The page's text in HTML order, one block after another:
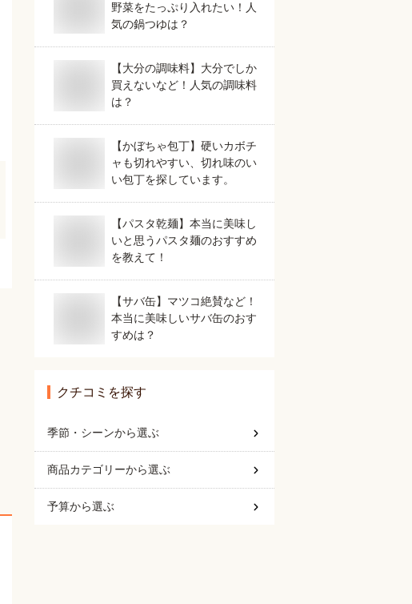
野菜をたっぷり入れたい！人
気の鍋つゆは？
【大分の調味料】大分でしか
買えないなど！人気の調味料
は？
【かぼちゃ包丁】硬いカボチ
ャも切れやすい、切れ味のい
い包丁を探しています。
【パスタ乾麺】本当に美味し
いと思うパスタ麺のおすすめ
を教えて！
【サバ缶】マツコ絶賛など！
本当に美味しいサバ缶のおす
すめは？
クチコミを探す
季節・シーンから選ぶ
商品カテゴリーから選ぶ
予算から選ぶ